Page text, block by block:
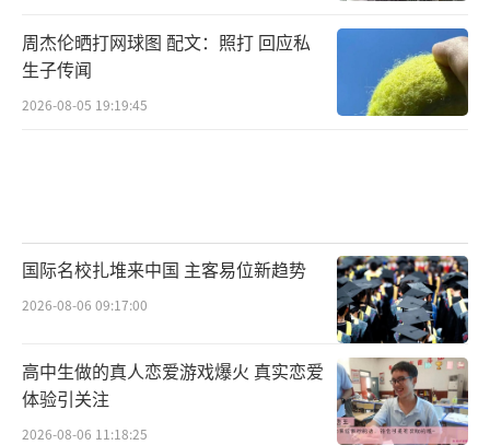
周杰伦晒打网球图 配文：照打 回应私
生子传闻
2026-08-05 19:19:45
国际名校扎堆来中国 主客易位新趋势
2026-08-06 09:17:00
高中生做的真人恋爱游戏爆火 真实恋爱
体验引关注
2026-08-06 11:18:25